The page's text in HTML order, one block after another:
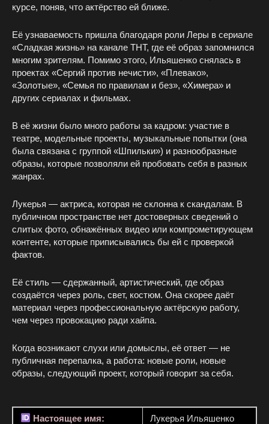
курсе, поняв, что актёрство ей ближе.
Её узнаваемость пришла благодаря роли Леры в сериале
«Сладкая жизнь» на канале ТНТ, где её образ запомнился
многим зрителям. Помимо этого, Ильяшенко снялась в
проектах «Сергий против нечисти», «Плевако»,
«Золотые», «Семья по правилам и без», «Химера» и
других сериалах и фильмах.
В её жизни было много работы за кадром: участие в
театре, модельные проекты, музыкальные попытки (она
была связана с группой «Шпильки») и разнообразные
образы, которые позволяли ей пробовать себя в разных
жанрах.
Лукерья — актриса, которая не склонна к скандалам. В
публичном пространстве нет достоверных сведений о
слитых фото, обнажённых видео или компрометирующем
контенте, которые приписывались бы ей с проверкой
фактов.
Её стиль — сдержанный, артистический, где образ
создаётся через роль, свет, костюм. Она скорее даёт
материал через профессиональную актёрскую работу,
чем через провокацию ради хайпа.
Когда возникают слухи или домыслы, её ответ — не
публичная перепалка, а работа: новые роли, новые
образы, следующий проект, который говорит за себя.
Настоящее имя: Лукерья Ильяшенко